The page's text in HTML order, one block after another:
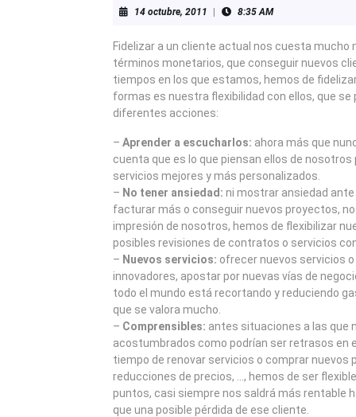
14 octubre, 2011 14
2011
8:35 AM
Fidelizar a un cliente actual nos cuesta mucho
términos monetarios, que conseguir nuevos
tiempos en los que estamos, hemos de
formas es nuestra flexibilidad con ellos, que se
diferentes acciones:
– Aprender a escucharlos: ahora más que
cuenta que es lo que piensan ellos de
servicios mejores y más personalizados.
– No tener ansiedad: ni mostrar ansiedad
facturar más o conseguir nuevos proyectos,
impresión de nosotros, hemos de flexibilizar
posibles revisiones de contratos o servicios
– Nuevos servicios: ofrecer nuevos servicios
innovadores, apostar por nuevas vías de
todo el mundo está recortando y reduciendo
que se valora mucho.
– Comprensibles: antes situaciones a las que
acostumbrados como podrían ser retrasos en
tiempo de renovar servicios o comprar nuevos
reducciones de precios, …, hemos de ser
puntos, casi siempre nos saldrá más rentable
que una posible pérdida de ese cliente.